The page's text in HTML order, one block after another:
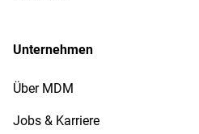
Unternehmen
Über MDM
Jobs & Karriere